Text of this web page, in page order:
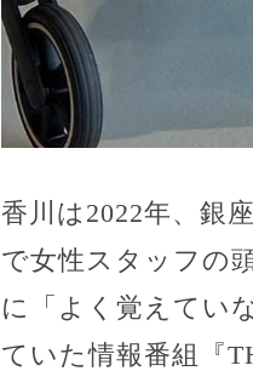
香川は2022年、銀
で女性スタッフの
に「よく覚えてい
ていた情報番組『